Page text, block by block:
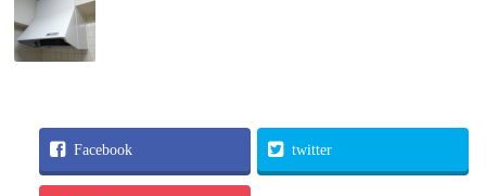
Facebook twitter